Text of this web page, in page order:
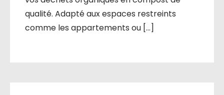
qualité. Adapté aux espaces restreints
comme les appartements ou […]